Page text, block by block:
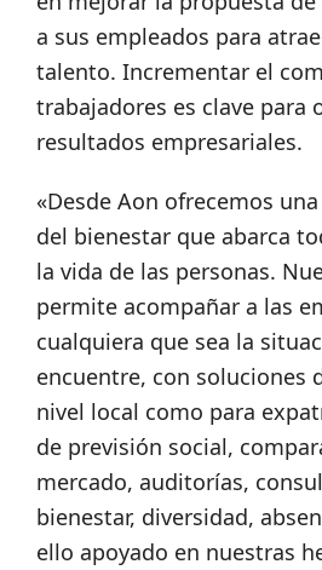
a sus empleados para
talento. Incrementar el
trabajadores es clave para
resultados empresariales.
«Desde Aon ofrecemos
del bienestar que abarca
la vida de las personas.
permite acompañar a las
cualquiera que sea la
encuentre, con soluciones
nivel local como para
de previsión social,
mercado, auditorías,
bienestar, diversidad,
ello apoyado en nuestras